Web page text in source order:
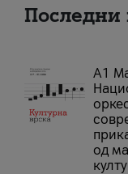
Последни
А1
од